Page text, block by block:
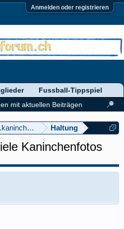
Anmelden oder registrieren
Haltung
Kaninchenfotos
mit aktuellen Beiträgen
Fussball-Tippspiel